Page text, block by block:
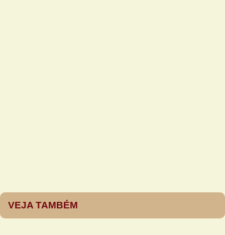
VEJA TAMBÉM